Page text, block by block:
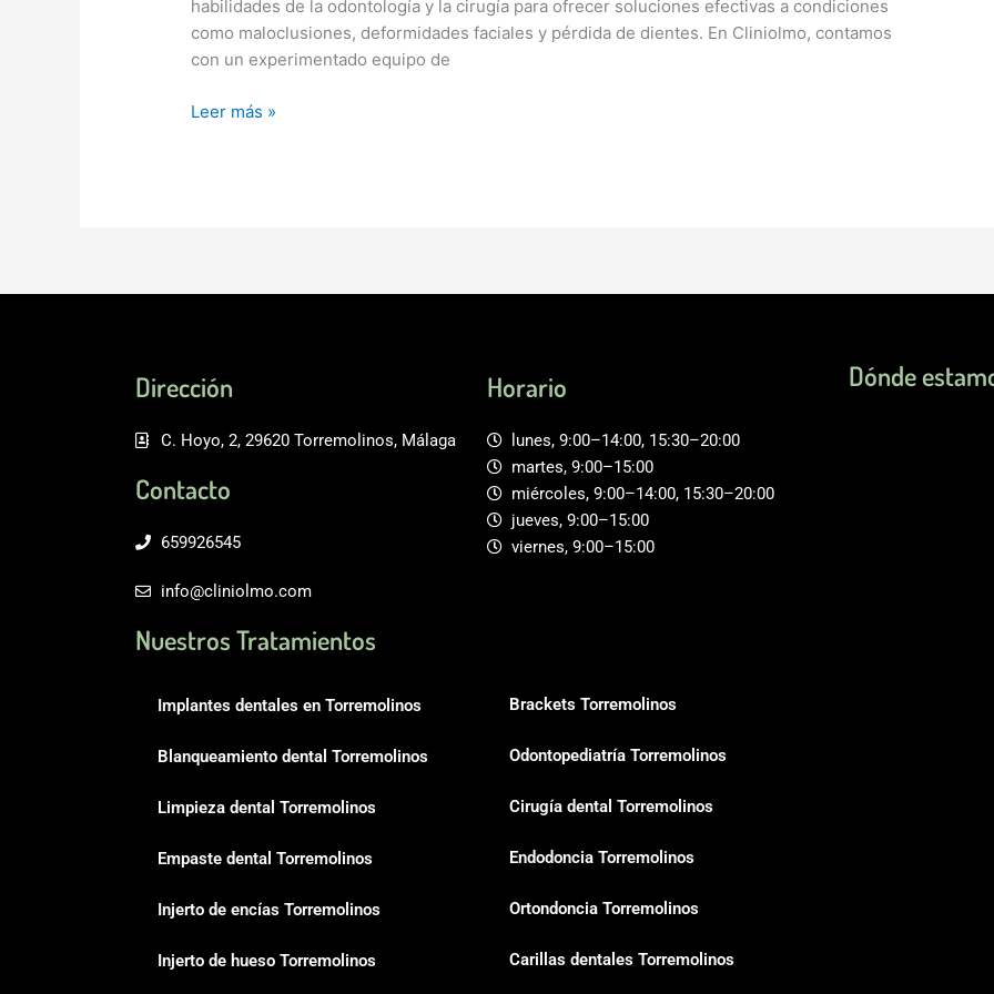
habilidades de la odontología y la cirugía para ofrecer soluciones efectivas a condiciones
como maloclusiones, deformidades faciales y pérdida de dientes. En Cliniolmo, contamos
con un experimentado equipo de
Leer más »
Dirección
C. Hoyo, 2, 29620 Torremolinos, Málaga
Contacto
659926545
info@cliniolmo.com
Horario
lunes, 9:00–14:00, 15:30–20:00
martes, 9:00–15:00
miércoles, 9:00–14:00, 15:30–20:00
jueves, 9:00–15:00
viernes, 9:00–15:00
Nuestros Tratamientos
Implantes dentales en Torremolinos
Blanqueamiento dental Torremolinos
Limpieza dental Torremolinos
Empaste dental Torremolinos
Injerto de encías Torremolinos
Injerto de hueso Torremolinos
Brackets Torremolinos
Odontopediatría Torremolinos
Cirugía dental Torremolinos
Endodoncia Torremolinos
Ortondoncia Torremolinos
Carillas dentales Torremolinos
Dónde